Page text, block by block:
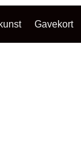
Gavekort